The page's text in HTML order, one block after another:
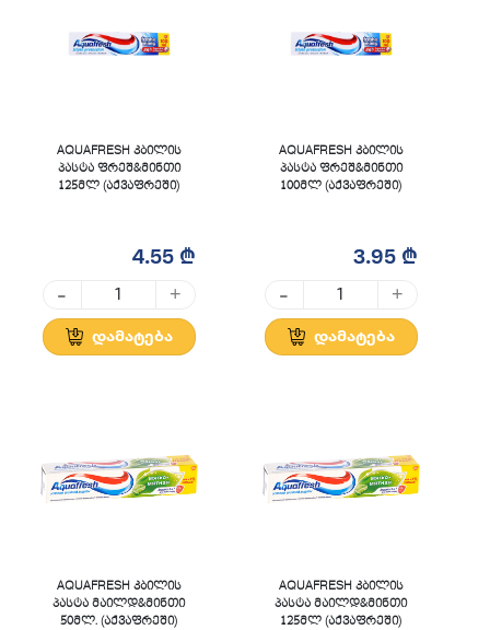
AQUAFRESH კბილის
პასტა ფრეშ&მინთი
125მლ (აქვაფრეში)
4.55 ₾
- +
დამატება
AQUAFRESH კბილის
პასტა ფრეშ&მინთი
100მლ (აქვაფრეში)
3.95 ₾
- +
დამატება
AQUAFRESH კბილის
პასტა მაილდ&მინთი
50მლ. (აქვაფრეში)
AQUAFRESH კბილის
პასტა მაილდ&მინთი
125მლ (აქვაფრეში)